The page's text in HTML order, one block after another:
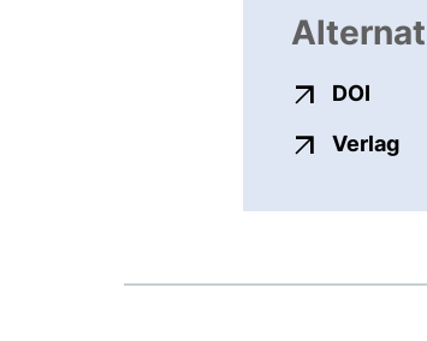
DOI
Verlag